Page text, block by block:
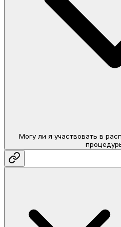
Могу ли я участвовать в